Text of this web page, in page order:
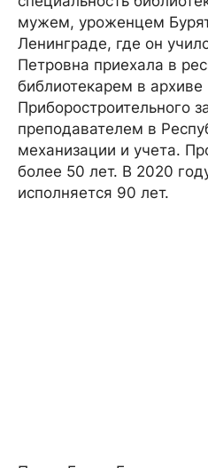
мужем, уроженцем
Ленинграде, где он
Петровна приехала в
библиотекарем в архиве
Приборостроительного
преподавателем в
механизации и учета.
более 50 лет. В 2020
исполняется 90 лет.